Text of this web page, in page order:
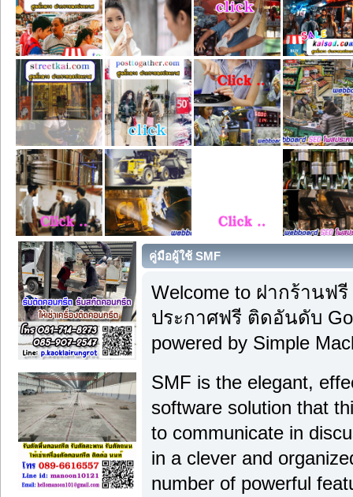
คู่มือผู้ใช้ SMF
Welcome to ฝากร้านฟ
ประกาศฟรี ติดอันดับ
powered by Simple
SMF is the elegant,
software solution that
to communicate in
in a clever and
number of powerful